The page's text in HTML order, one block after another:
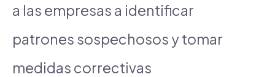
a las empresas a identificar
patrones sospechosos y tomar
medidas correctivas